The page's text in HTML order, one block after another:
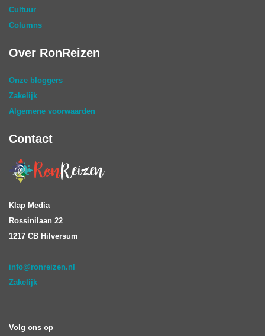
Cultuur
Columns
Over RonReizen
Onze bloggers
Zakelijk
Algemene voorwaarden
Contact
Klap Media
Rossinilaan 22
1217 CB Hilversum
info@ronreizen.nl
Zakelijk
Volg ons op